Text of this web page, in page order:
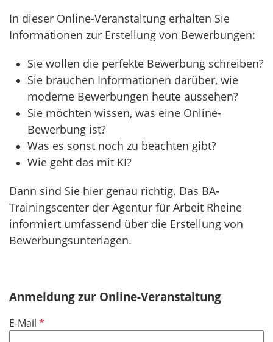
In dieser Online-Veranstaltung erhalten Sie
Informationen zur Erstellung von Bewerbungen:
Sie wollen die perfekte Bewerbung schreiben?
Sie brauchen Informationen darüber, wie
moderne Bewerbungen heute aussehen?
Sie möchten wissen, was eine Online-
Bewerbung ist?
Was es sonst noch zu beachten gibt?
Wie geht das mit KI?
Dann sind Sie hier genau richtig. Das BA-
Trainingscenter der Agentur für Arbeit Rheine
informiert umfassend über die Erstellung von
Bewerbungsunterlagen.
Anmeldung zur Online-Veranstaltung
E-Mail P